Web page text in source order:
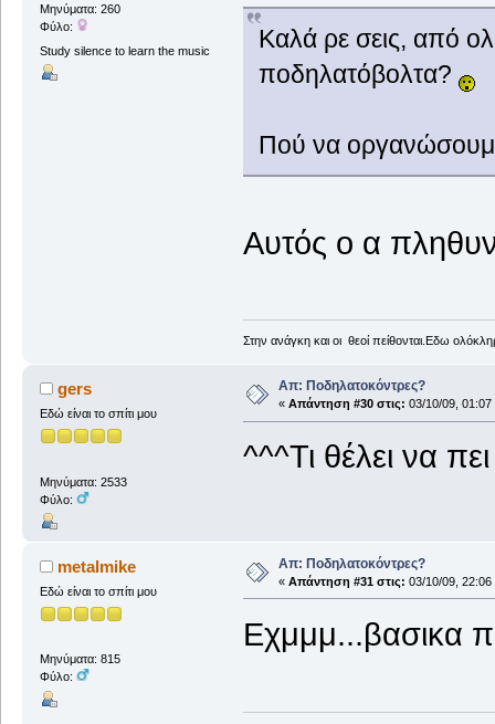
Μηνύματα: 260
Φύλο:
Study silence to learn the music
Καλά ρε σεις, από
ποδηλατόβολτα?
Πού να
Αυτός ο α
Στην ανάγκη και οι θεοί πείθονται.Εδω
gers
Εδώ είναι το σπίτι μου
Μηνύματα: 2533
Φύλο:
Απ: Ποδηλατοκόντρες?
« Απάντηση #30 στις: 03/10/09, 01:07
^^^Τι θέλει να
metalmike
Εδώ είναι το σπίτι μου
Μηνύματα: 815
Φύλο:
Απ: Ποδηλατοκόντρες?
« Απάντηση #31 στις: 03/10/09, 22:06
Εχμμμ...βασικα